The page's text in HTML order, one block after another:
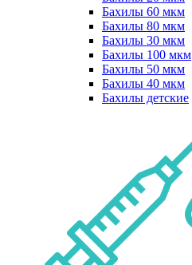
Бахилы 60 мкм
Бахилы 80 мкм
Бахилы 30 мкм
Бахилы 100 мкм
Бахилы 50 мкм
Бахилы 40 мкм
Бахилы детские